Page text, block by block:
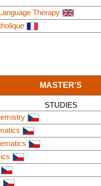
Therapy
MASTER'S
STUDIES